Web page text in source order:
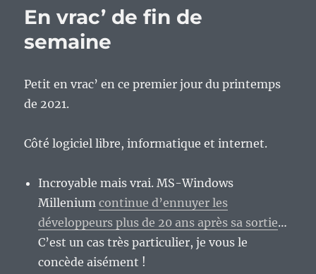
260
Commodore
premiers
de
aventure.
En vrac’ de fin de
semaine
Petit en vrac’ en ce premier jour du printemps
de 2021.
Côté logiciel libre, informatique et internet.
Incroyable mais vrai. MS-Windows
Milleniumcontinue d’ennuyer les
développeurs plus de 20 ans après sa sortie…
C’est un cas très particulier, je vous le
concède aisément !